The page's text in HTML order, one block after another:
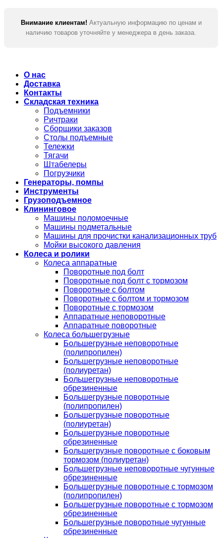
Внимание клиентам! Актуальную информацию по ценам и
наличию товаров уточняйте у менеджера в день заказа.
О нас
Доставка
Контакты
Складская техника
Подъемники
Ричтраки
Сборщики заказов
Столы подъемные
Тележки
Тягачи
Штабелеры
Погрузчики
Генераторы, помпы
Инструменты
Грузоподъемное
Клининговое
Машины поломоечные
Машины подметальные
Машины для прочистки канализационных труб
Мойки высокого давления
Колеса и ролики
Колеса аппаратные
Поворотные под болт
Поворотные под болт с тормозом
Поворотные с болтом
Поворотные с болтом и тормозом
Поворотные с тормозом
Аппаратные неповоротные
Аппаратные поворотные
Колеса большегрузные
Большегрузные неповоротные
(полипропилен)
Большегрузные неповоротные
(полиуретан)
Большегрузные неповоротные
обрезиненные
Большегрузные поворотные
(полипропилен)
Большегрузные поворотные
(полиуретан)
Большегрузные поворотные
обрезиненные
Большегрузные поворотные с боковым
тормозом (полиуретан)
Большегрузные неповоротные чугунные
обрезиненные
Большегрузные поворотные с тормозом
(полипропилен)
Большегрузные поворотные с тормозом
обрезиненные
Большегрузные поворотные чугунные
обрезиненные